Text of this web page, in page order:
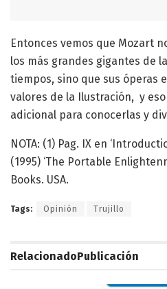
Entonces vemos que Mozart
los más grandes gigantes de
tiempos, sino que sus óperas
valores de la Ilustración, y
adicional para conocerlas y
NOTA: (1) Pag. IX en
(1995) ‘The Portable
Books. USA.
Tags: Opinión Trujillo
RelacionadoPublicación